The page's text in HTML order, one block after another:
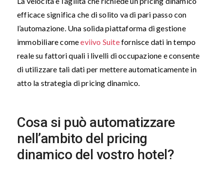
efficace significa che di solito va di pari passo con
l’automazione. Una solida piattaforma di gestione
immobiliare comeeviivo Suitefornisce dati in tempo
reale su fattori quali i livelli di occupazione e consente
di utilizzare tali dati per mettere automaticamente in
atto la strategia di pricing dinamico.
Cosa si può automatizzare
nell’ambito del pricing
dinamico del vostro hotel?